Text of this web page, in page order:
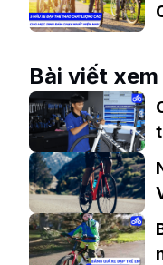
Bài viết xem